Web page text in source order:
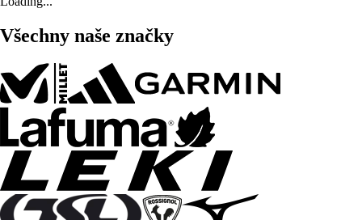
Všechny naše značky